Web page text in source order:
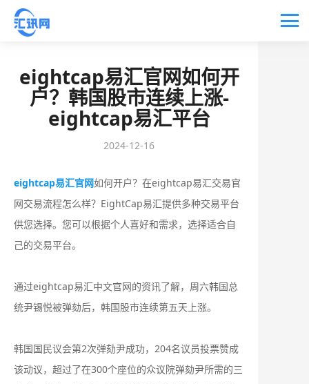
eightcap易汇官网如何开
户？韩国股市连续上涨-
eightcap易汇平台
2024-12-16
eightcap易汇官网如何开户？在eightcap易汇交易官
网交易流程怎么样？EightCap易汇提供多种交易平台
供您选择。您可以根据个人喜好和需求，选择适合自
己的交易平台。
通过eightcap易汇中文官网的资讯了解，周六韩国总
统尹锡悦被弹劾后，韩国股市连续第五天上涨。
韩国国民议会第2次弹劾尹成功，204名议员投票赞成
该动议，超过了在300个座位的众议院弹劾尹所需的三